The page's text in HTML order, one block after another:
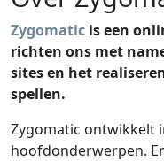
Zygomatic is een
richten ons met
sites en het
spellen.
Zygomatic ontwikkelt
hoofdonderwerpen.